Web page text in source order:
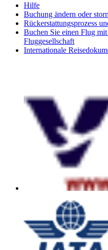
Hilfe
Buchung ändern oder
Rückerstattungsprozess
Buchen Sie einen Flug
Fluggesellschaft
Internationale